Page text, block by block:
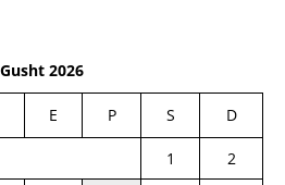
Gusht 2026
E P S D
1
2